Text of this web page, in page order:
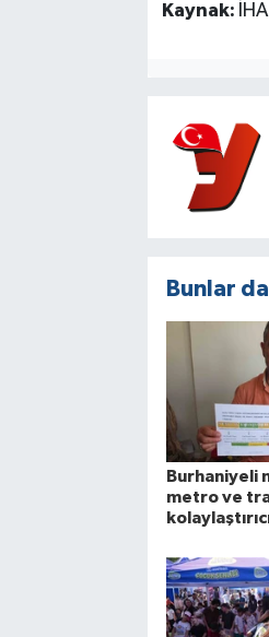
Kaynak: İHA
Bunlar
Burhaniyeli
metro ve